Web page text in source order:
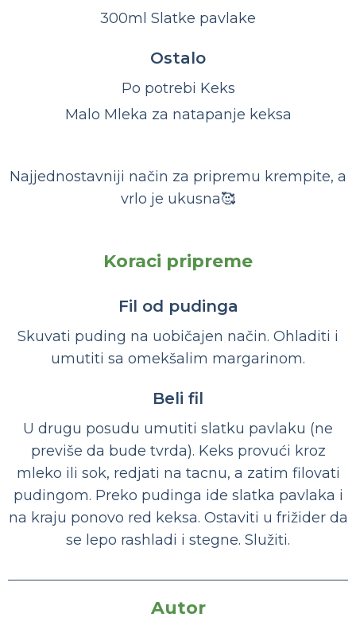
300ml Slatke pavlake
Ostalo
Po potrebi Keks
Malo Mleka za natapanje keksa
Najjednostavniji način za pripremu krempite, a
vrlo je ukusna🥰
Koraci pripreme
Fil od pudinga
Skuvati puding na uobičajen način. Ohladiti i
umutiti sa omekšalim margarinom.
Beli fil
U drugu posudu umutiti slatku pavlaku (ne
previše da bude tvrda). Keks provući kroz
mleko ili sok, redjati na tacnu, a zatim filovati
pudingom. Preko pudinga ide slatka pavlaka i
na kraju ponovo red keksa. Ostaviti u frižider da
se lepo rashladi i stegne. Služiti.
Autor